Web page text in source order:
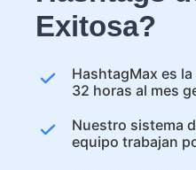
Exitosa?
HashtagMax es
32 horas al mes
Nuestro sistema
equipo trabajan